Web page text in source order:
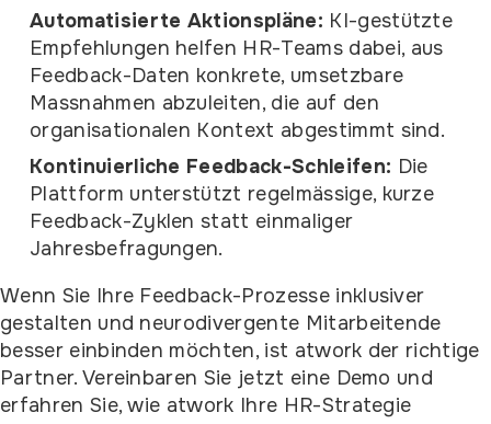
Automatisierte Aktionspläne: KI-gestützte
Empfehlungen helfen HR-Teams dabei, aus
Feedback-Daten konkrete, umsetzbare
Massnahmen abzuleiten, die auf den
organisationalen Kontext abgestimmt sind.
Kontinuierliche Feedback-Schleifen: Die
Plattform unterstützt regelmässige, kurze
Feedback-Zyklen statt einmaliger
Jahresbefragungen.
Wenn Sie Ihre Feedback-Prozesse inklusiver
gestalten und neurodivergente Mitarbeitende
besser einbinden möchten, ist atwork der richtige
Partner. Vereinbaren Sie jetzt eine Demo und
erfahren Sie, wie atwork Ihre HR-Strategie